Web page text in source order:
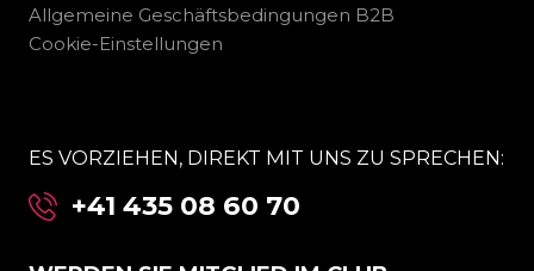
Allgemeine Geschäftsbedingungen B2B
Cookie-Einstellungen
ES VORZIEHEN, DIREKT MIT UNS ZU SPRECHEN:
+41 435 08 60 70